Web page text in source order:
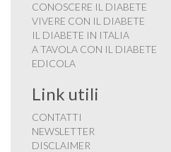
CONOSCERE IL DIABETE
VIVERE CON IL DIABETE
IL DIABETE IN ITALIA
A TAVOLA CON IL DIABETE
EDICOLA
Link utili
CONTATTI
NEWSLETTER
DISCLAIMER